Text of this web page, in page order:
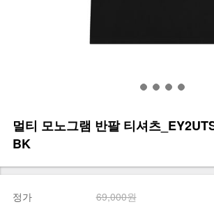
멀티 모노그램 반팔 티셔츠
BK
정가
69,000원